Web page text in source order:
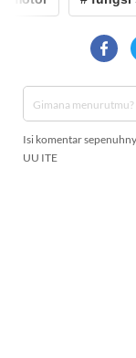
Isi komentar
UU ITE